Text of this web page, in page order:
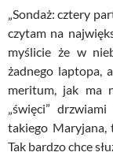
„Sondaż: cztery
czytam na
myślicie że w
żadnego laptopa,
meritum, jak ma
„święci”
takiego Maryjana,
Tak bardzo chce